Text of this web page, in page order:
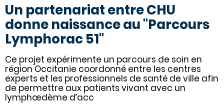
Un partenariat entre CHU
donne naissance au "Parcours
Lymphorac 51"
Ce projet expérimente un parcours de soin en
région Occitanie coordonné entre les centres
experts et les professionnels de santé de ville afin
de permettre aux patients vivant avec un
lymphœdème d’acc